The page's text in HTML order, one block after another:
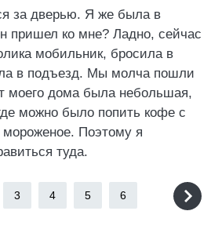
за дверью. Я же была в
пришел ко мне? Ладно, сейчас
мобильник, бросила в
в подъезд. Мы молча пошли
моего дома была небольшая,
можно было попить кофе с
Поэтому я
туда.
3 4 5 6